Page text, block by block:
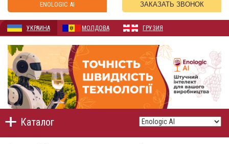
ENOLOGIC AI ЗАКАЗАТЬ ЗВОНОК
УКРАИНА МОЛДОВА ГРУЗИЯ
Каталог